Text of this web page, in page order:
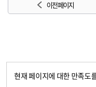
이전 페이지
현재 페이지에 대한 만족도